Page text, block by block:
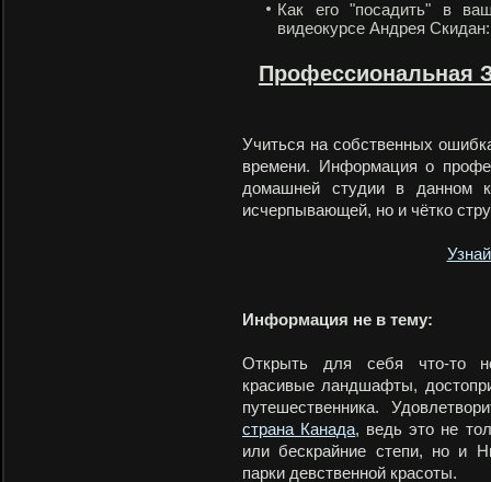
Как его "посадить" в
видеокурсе Андрея Скидан:
Профессиональная
Учиться на собственных
времени. Информация о
домашней студии в данном
исчерпывающей, но и чётко
Информация не в тему:
Открыть для себя что-то
красивые ландшафты,
путешественника.
страна Канада, ведь это не
или бескрайние степи, но и
парки девственной красоты.